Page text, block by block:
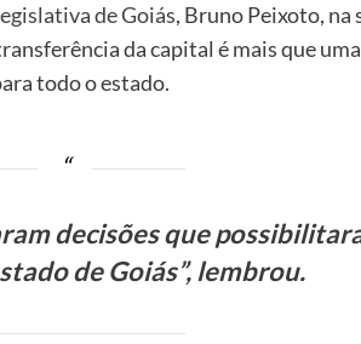
de Goiás, Bruno Peixoto, na
da capital é mais que
todo o estado.
decisões que
de Goiás”, lembrou.